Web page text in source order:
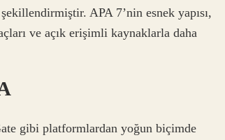
APA 7’nin esnek yapısı,
ve açık erişimli kaynaklarla daha
gibi platformlardan yoğun biçimde